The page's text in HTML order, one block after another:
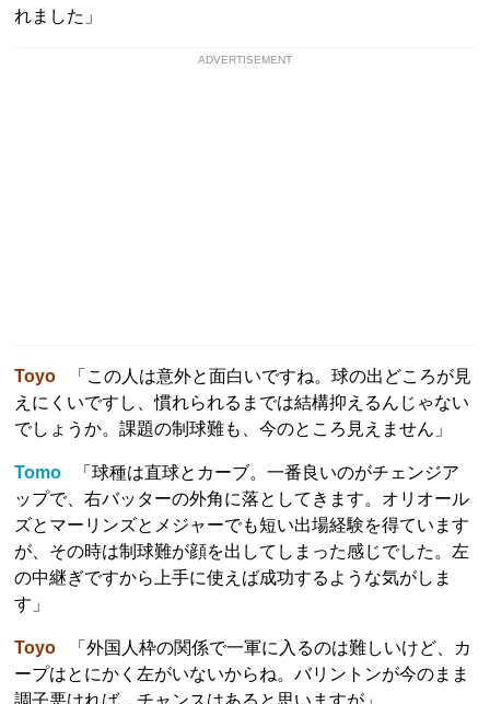
れました」
ADVERTISEMENT
Toyo 「この人は意外と面白いですね。球の出どころが見
えにくいですし、慣れられるまでは結構抑えるんじゃない
でしょうか。課題の制球難も、今のところ見えません」
Tomo 「球種は直球とカーブ。一番良いのがチェンジア
ップで、右バッターの外角に落としてきます。オリオール
ズとマーリンズとメジャーでも短い出場経験を得ています
が、その時は制球難が顔を出してしまった感じでした。左
の中継ぎですから上手に使えば成功するような気がしま
す」
Toyo 「外国人枠の関係で一軍に入るのは難しいけど、カ
ープはとにかく左がいないからね。バリントンが今のまま
調子悪ければ、チャンスはあると思いますが」